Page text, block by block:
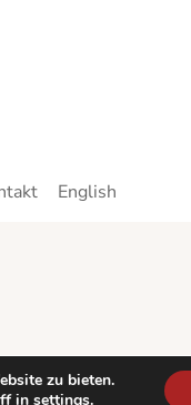
English
zu bieten.
insettings.